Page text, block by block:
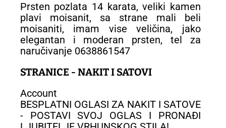
Prsten pozlata 14 karata, veliki kamen
plavi moisanit, sa strane mali beli
moisaniti, imam vise veličina, jako
elegantan i moderan prsten, tel za
naručivanje 0638861547
STRANICE - NAKIT I SATOVI
Account
BESPLATNI OGLASI ZA NAKIT I SATOVE
- POSTAVI SVOJ OGLAS I PRONAĐI